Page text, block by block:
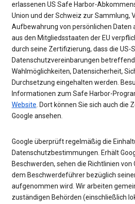
erlassenen US Safe Harbor-
Union und der Schweiz zur Sammlung,
Aufbewahrung von persönlichen Daten
aus den Mitgliedsstaaten der EU
durch seine Zertifizierung, dass die US-
Datenschutzvereinbarungen
Wahlmöglichkeiten, Datensicherheit,
Durchsetzung eingehalten werden.
Informationen zum Safe Harbor-
Website . Dort können Sie sich auch die
Google ansehen.
Google überprüft regelmäßig die
Datenschutzbestimmungen. Erhält
Beschwerden, sehen die Richtlinien von
dem Beschwerdeführer bezüglich
aufgenommen wird. Wir arbeiten
zuständigen Behörden (einschließlich